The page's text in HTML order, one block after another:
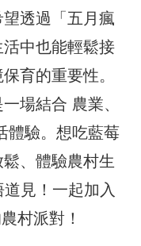
透過「五月瘋
中也能輕鬆接
育的重要性。
場結合 農業、
體驗。想吃藍莓
、體驗農村生
見！一起加入
村派對！